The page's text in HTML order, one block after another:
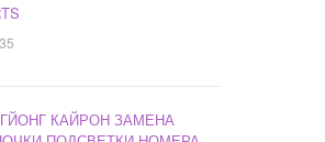
КАЙРОН ЗАМЕНА